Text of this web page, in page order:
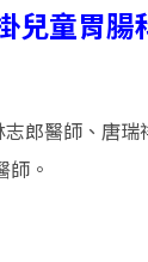
兒童胃腸
郎醫師、唐
。